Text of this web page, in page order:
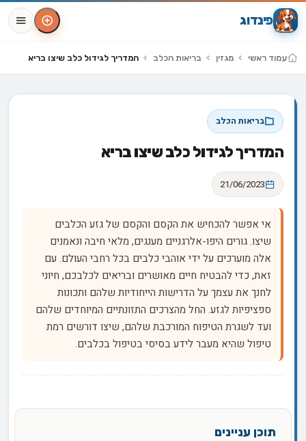
פינדוג
עמוד ראשי מגזין בריאות הכלב המדריך לגידול כלב שיצו בריא
בריאות הכלב
המדריך לגידול כלב שיצו בריא
21/06/2023
אי אפשר להכחיש את הקסם והקסם של גזע הכלבים
שיצו. גורים היפו-אלרגניים מענגים, מלאי חיבה ונאמנים
אלה מוערכים על ידי אוהבי כלבים בכל רחבי העולם. עם
זאת, כדי להבטיח חיים מאושרים ובריאים לכלבכם, חיוני
לחנך את עצמך על הדרישות הייחודיות שלהם ותכונות
ספציפיות לגזע. החל מהצרכים התזונתיים המיוחדים שלהם
ועד לשגרת הטיפוח המורכבת שלהם, שיצו דורשים רמת
טיפול שהיא מעבר לידע בסיסי בטיפול בכלבים.